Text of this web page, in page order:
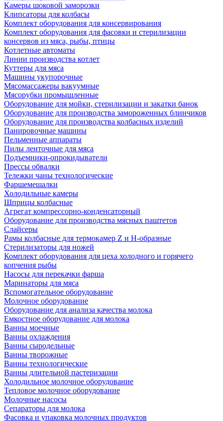
Камеры шоковой заморозки
Клипсаторы для колбасы
Комплект оборудования для консервирования
Комплект оборудования для фасовки и стерилизации
консервов из мяса, рыбы, птицы
Котлетные автоматы
Линии производства котлет
Куттеры для мяса
Машины укупорочные
Мясомассажеры вакуумные
Мясорубки промышленные
Оборудование для мойки, стерилизации и закатки банок
Оборудование для производства замороженных блинчиков
Оборудование для производства колбасных изделий
Панировочные машины
Пельменные аппараты
Пилы ленточные для мяса
Подъемники-опрокидыватели
Прессы обвалки
Тележки чаны технологические
Фаршемешалки
Холодильные камеры
Шприцы колбасные
Агрегат компрессорно-конденсаторный
Оборудование для производства мясных паштетов
Слайсеры
Рамы колбасные для термокамер Z и H-образные
Стерилизаторы для ножей
Комплект оборудования для цеха холодного и горячего
копчения рыбы
Насосы для перекачки фарша
Маринаторы для мяса
Вспомогательное оборудование
Молочное оборудование
Оборудование для анализа качества молока
Емкостное оборудование для молока
Ванны моечные
Ванны охлаждения
Ванны сыродельные
Ванны творожные
Ванны технологические
Ванны длительной пастеризации
Холодильное молочное оборудование
Тепловое молочное оборудование
Молочные насосы
Сепараторы для молока
Фасовка и упаковка молочных продуктов